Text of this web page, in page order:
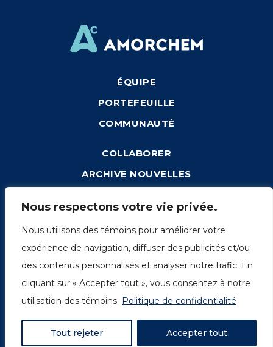
Nous respectons votre vie privée.
Nous utilisons des témoins pour améliorer votre
expérience de navigation, diffuser des publicités et/ou
des contenus personnalisés et analyser notre trafic. En
cliquant sur « Accepter tout », vous consentez à notre
utilisation des témoins. Politique de confidentialité
Tout rejeter Accepter tout
ÉQUIPE
PORTEFEUILLE
COMMUNAUTÉ
COLLABORER
ARCHIVE NOUVELLES
Montréal (Québec) H3H 2A1
info@amorchem.com
© AmorChem. Tous droits réservés 2018.
Politique de confidentialité